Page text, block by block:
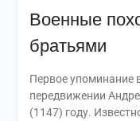
Военные
братьями
Первое упоминание
передвижении
(1147) году.